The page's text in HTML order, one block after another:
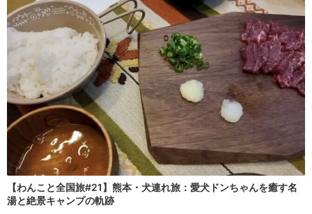
【わんこと全国旅#21】熊本・犬連れ旅：愛犬ドンちゃんを癒す名
湯と絶景キャンプの軌跡